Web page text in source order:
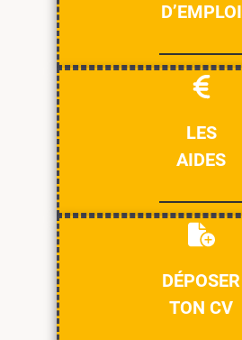
D’EMPLOI
LES
AIDES
DÉPOSER
TON CV